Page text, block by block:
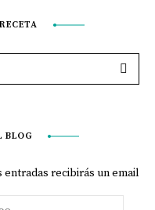
BLOG
entradas recibirás un email